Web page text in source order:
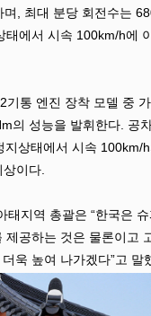
, 최대 분당 회전수는
에서 시속 100km/h에
기통 엔진 장착 모델 중
의 성능을 발휘한다. 공
상태에서 시속 100km/
이다.
지역 총괄은 “한국은
공하는 것은 물론이고
욱 높여 나가겠다”고 말